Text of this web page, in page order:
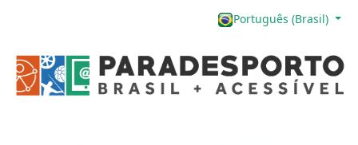
Português (Brasil)